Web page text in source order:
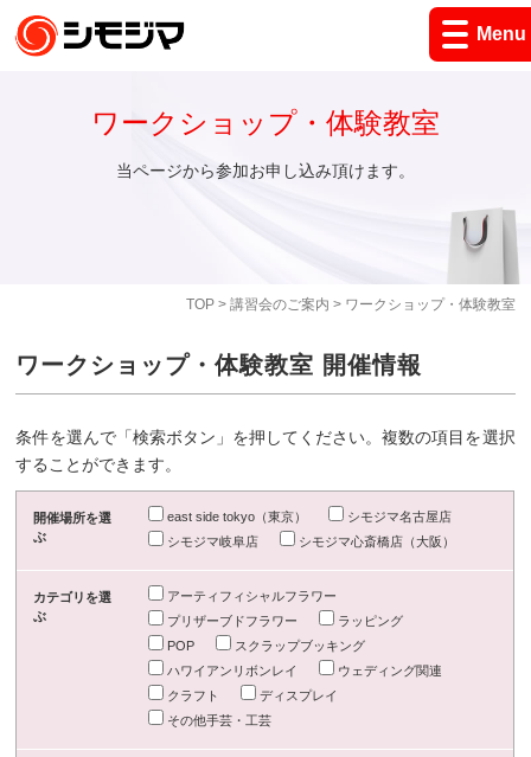
Menu
TOP> 講習会のご案内 > ワークショップ・体験教室
ワークショップ・体験教室
当ページから参加お申し込み頂けます。
ワークショップ・体験教室 開催情報
条件を選んで「検索ボタン」を押してください。複数の項目を選択
することができます。
開催場所を選
ぶ
east side tokyo（東京）
シモジマ名古屋店
シモジマ岐阜店
シモジマ心斎橋店（大阪）
カテゴリを選
ぶ
アーティフィシャルフラワー
プリザーブドフラワー
ラッピング
POP
スクラップブッキング
ハワイアンリボンレイ
ウェディング関連
クラフト
ディスプレイ
その他手芸・工芸